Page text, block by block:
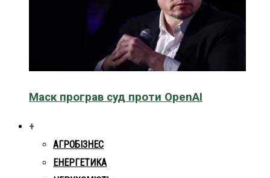
Маск програв суд проти OpenAI
+
АГРОБІЗНЕС
ЕНЕРГЕТИКА